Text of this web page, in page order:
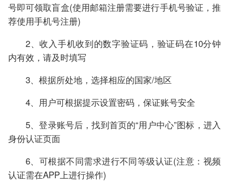
号即可领取盲盒(使用邮箱注册需要进行手机号验证，推
荐使用手机号注册)
2、收入手机收到的数字验证码，验证码在10分钟
内有效，请及时填写
3、根据所处地，选择相应的国家/地区
4、用户可根据提示设置密码，保证账号安全
5、登录账号后，找到首页的“用户中心”图标，进入
身份认证页面
6、可根据不同需求进行不同等级认证(注意：视频
认证需在APP上进行操作)